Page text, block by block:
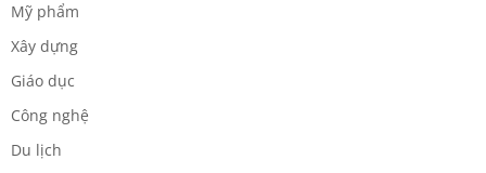
Mỹ phẩm
Xây dựng
Giáo dục
Công nghệ
Du lịch